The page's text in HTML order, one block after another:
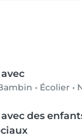
• Écolier •
des